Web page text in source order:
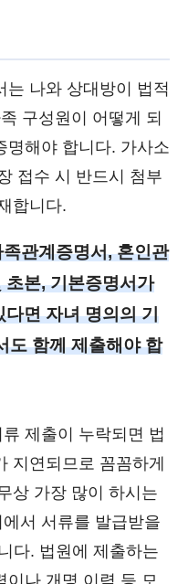
는 나와 상대방이 법적
구성원이 어떻게 되
명해야 합니다. 가사소
접수 시 반드시 첨부
합니다.
관계증명서, 혼인관
본, 기본증명서가
면 자녀 명의의 기
도 함께 제출해야 합
제출이 누락되면 법
지연되므로 꼼꼼하게
상 가장 많이 하시는
서 서류를 발급받을
다. 법원에 제출하는
이나 개명 이력 등 모